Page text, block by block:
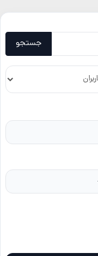
جستجو